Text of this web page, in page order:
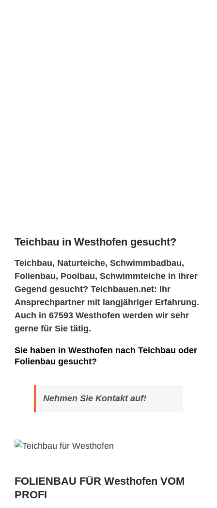
Teichbau in Westhofen gesucht?
Teichbau, Naturteiche, Schwimmbadbau,
Folienbau, Poolbau, Schwimmteiche in Ihrer
Gegend gesucht? Teichbauen.net: Ihr
Ansprechpartner mit langjähriger Erfahrung.
Auch in 67593 Westhofen werden wir sehr
gerne für Sie tätig.
Sie haben in Westhofen nach Teichbau oder
Folienbau gesucht?
Nehmen Sie Kontakt auf!
FOLIENBAU FÜR Westhofen VOM
PROFI